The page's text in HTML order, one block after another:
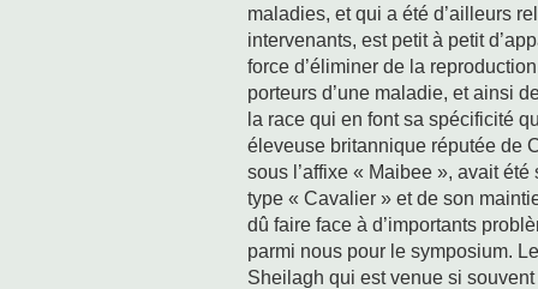
maladies, et qui a été d’ailleurs
intervenants, est petit à petit
force d’éliminer de la
porteurs d’une maladie, et ainsi
la race qui en font sa spécificité
éleveuse britannique réputée de
sous l’affixe « Maibee », avait
type « Cavalier » et de son
dû faire face à d’importants
parmi nous pour le symposium.
Sheilagh qui est venue si